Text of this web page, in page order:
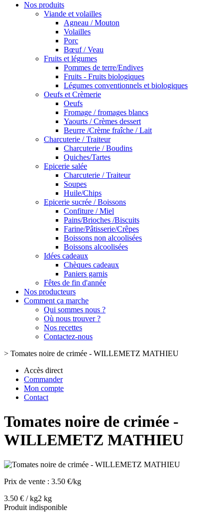
Nos produits
Viande et volailles
Agneau / Mouton
Volailles
Porc
Bœuf / Veau
Fruits et légumes
Pommes de terre/Endives
Fruits - Fruits biologiques
Légumes conventionnels et biologiques
Oeufs et Crèmerie
Oeufs
Fromage / fromages blancs
Yaourts / Crèmes dessert
Beurre /Crème fraîche / Lait
Charcuterie / Traiteur
Charcuterie / Boudins
Quiches/Tartes
Epicerie salée
Charcuterie / Traiteur
Soupes
Huile/Chips
Epicerie sucrée / Boissons
Confiture / Miel
Pains/Brioches /Biscuits
Farine/Pâtisserie/Crêpes
Boissons non alcoolisées
Boissons alcoolisées
Idées cadeaux
Chèques cadeaux
Paniers garnis
Fêtes de fin d'année
Nos producteurs
Comment ça marche
Qui sommes nous ?
Où nous trouver ?
Nos recettes
Contactez-nous
> Tomates noire de crimée - WILLEMETZ MATHIEU
Accès direct
Commander
Mon compte
Contact
Tomates noire de crimée -
WILLEMETZ MATHIEU
Prix de vente : 3.50 €/kg
3.50 € / kg2 kg
Produit indisponible